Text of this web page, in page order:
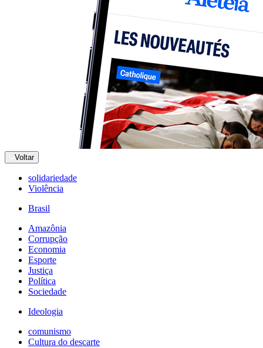
Voltar
solidariedade
Violência
Brasil
Amazônia
Corrupção
Economia
Esporte
Justiça
Política
Sociedade
Ideologia
comunismo
Cultura do descarte